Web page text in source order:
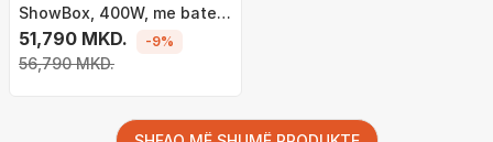
ShowBox, 400W, me bateri,
i zi
51,790 MKD.
56,790 MKD.
-9%